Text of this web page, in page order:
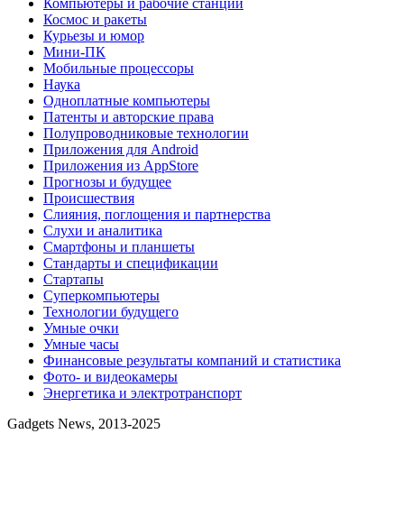
Космос и ракеты
Курьезы и юмор
Мини-ПК
Мобильные процессоры
Наука
Одноплатные компьютеры
Патенты и авторские права
Полупроводниковые технологии
Приложения для Android
Приложения из AppStore
Прогнозы и будущее
Происшествия
Слияния, поглощения и партнерства
Слухи и аналитика
Смартфоны и планшеты
Стандарты и спецификации
Стартапы
Суперкомпьютеры
Технологии будущего
Умные очки
Умные часы
Финансовые результаты компаний и статистика
Фото- и видеокамеры
Энергетика и электротранспорт
Gadgets News, 2013-2025